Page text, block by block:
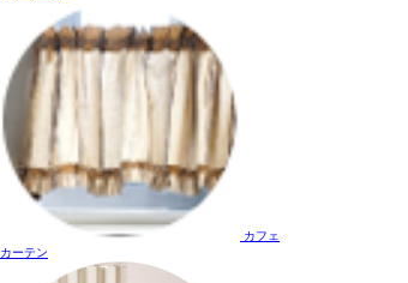
カフェ
カーテン